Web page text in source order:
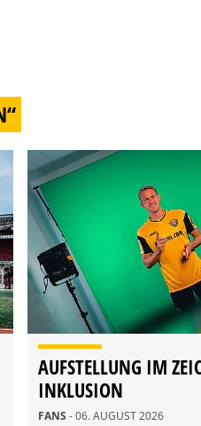
AUFSTELLUNG IM
INKLUSION
FANS - 06. AUGUST 2026